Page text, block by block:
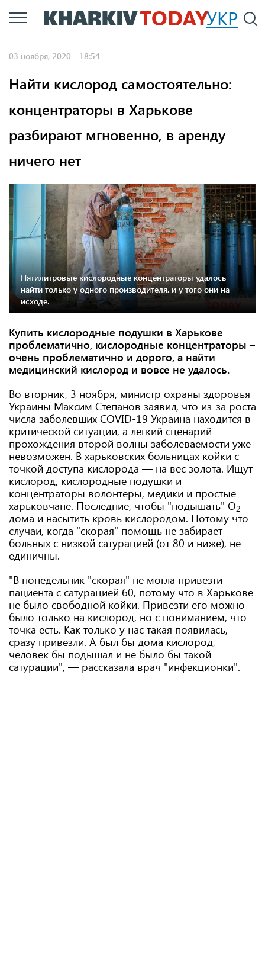
Перейти
к
УКР
03 ноября, 2020 - 18:54
Найти кислород самостоятельно:
концентраторы в Харькове
разбирают мгновенно, в аренду
ничего нет
Пятилитровые кислородные концентраторы удалось
найти только у одного производителя, и у того они на
исходе.
Купить кислородные подушки в Харькове
проблематично, кислородные концентраторы –
очень проблематично и дорого, а найти
медицинский кислород и вовсе не удалось.
Во вторник, 3 ноября, министр охраны здоровья
Украины Максим Степанов заявил, что из-за роста
числа заболевших COVID-19 Украина находится в
критической ситуации, а легкий сценарий
прохождения второй волны заболеваемости уже
невозможен. В харьковских больницах койки с
точкой доступа кислорода — на вес золота. Ищут
кислород, кислородные подушки и
концентраторы волонтеры, медики и простые
харьковчане. Последние, чтобы "подышать" O2
дома и насытить кровь кислородом. Потому что
случаи, когда "скорая" помощь не забирает
больных с низкой сатурацией (от 80 и ниже), не
единичны.
"В понедельник "скорая" не могла привезти
пациента с сатурацией 60, потому что в Харькове
не было свободной койки. Привезти его можно
было только на кислород, но с пониманием, что
точка есть. Как только у нас такая появилась,
сразу привезли. А был бы дома кислород,
человек бы подышал и не было бы такой
сатурации", — рассказала врач "инфекционки".